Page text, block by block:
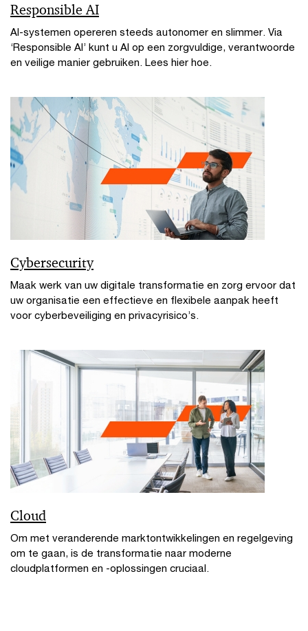
Responsible AI
AI-systemen opereren steeds autonomer en slimmer. Via
‘Responsible AI’ kunt u AI op een zorgvuldige, verantwoorde
en veilige manier gebruiken. Lees hier hoe.
Cybersecurity
Maak werk van uw digitale transformatie en zorg ervoor dat
uw organisatie een effectieve en flexibele aanpak heeft
voor cyberbeveiliging en privacyrisico’s.
Cloud
Om met veranderende marktontwikkelingen en regelgeving
om te gaan, is de transformatie naar moderne
cloudplatformen en -oplossingen cruciaal.